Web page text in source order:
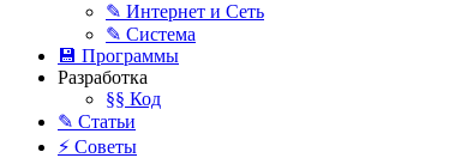
✎ Интернет и Сеть
✎ Система
💾 Программы
Разработка
§§ Код
✎ Статьи
⚡ Советы